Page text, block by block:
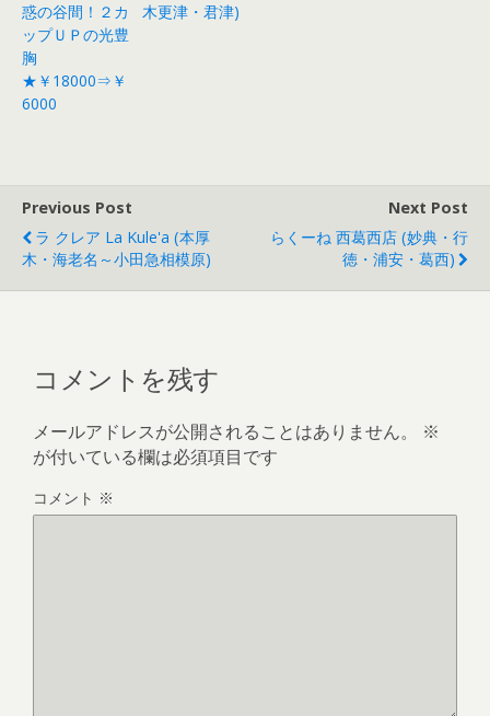
惑の谷間！２カ
ップＵＰの光豊
胸
★￥18000⇒￥
6000
木更津・君津)
Previous Post
ラ クレア La Kule'a (本厚
木・海老名～小田急相模原)
Next Post
らくーね 西葛西店 (妙典・行
徳・浦安・葛西)
コメントを残す
メールアドレスが公開されることはありません。
※
が付いている欄は必須項目です
コメント ※